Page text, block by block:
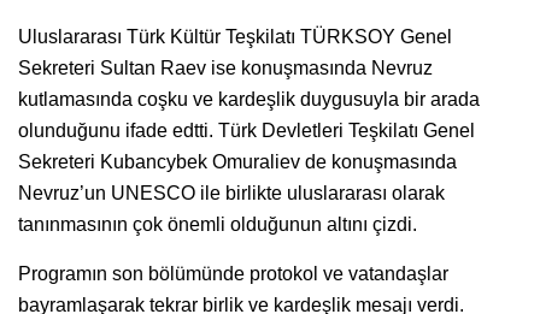
Uluslararası Türk Kültür Teşkilatı TÜRKSOY Genel
Sekreteri Sultan Raev ise konuşmasında Nevruz
kutlamasında coşku ve kardeşlik duygusuyla bir arada
olunduğunu ifade edtti. Türk Devletleri Teşkilatı Genel
Sekreteri Kubancybek Omuraliev de konuşmasında
Nevruz’un UNESCO ile birlikte uluslararası olarak
tanınmasının çok önemli olduğunun altını çizdi.
Programın son bölümünde protokol ve vatandaşlar
bayramlaşarak tekrar birlik ve kardeşlik mesajı verdi.